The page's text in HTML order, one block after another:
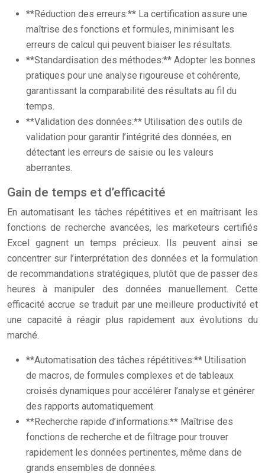
**Réduction des erreurs:** La certification assure une
maîtrise des fonctions et formules, minimisant les
erreurs de calcul qui peuvent biaiser les résultats.
**Standardisation des méthodes:** Adopter les bonnes
pratiques pour une analyse rigoureuse et cohérente,
garantissant la comparabilité des résultats au fil du
temps.
**Validation des données:** Utilisation des outils de
validation pour garantir l’intégrité des données, en
détectant les erreurs de saisie ou les valeurs
aberrantes.
Gain de temps et d’efficacité
En automatisant les tâches répétitives et en maîtrisant les
fonctions de recherche avancées, les marketeurs certifiés
Excel gagnent un temps précieux. Ils peuvent ainsi se
concentrer sur l’interprétation des données et la formulation
de recommandations stratégiques, plutôt que de passer des
heures à manipuler des données manuellement. Cette
efficacité accrue se traduit par une meilleure productivité et
une capacité à réagir plus rapidement aux évolutions du
marché.
**Automatisation des tâches répétitives:** Utilisation
de macros, de formules complexes et de tableaux
croisés dynamiques pour accélérer l’analyse et générer
des rapports automatiquement.
**Recherche rapide d’informations:** Maîtrise des
fonctions de recherche et de filtrage pour trouver
rapidement les données pertinentes, même dans de
grands ensembles de données.